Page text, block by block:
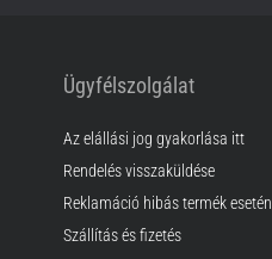
Ügyfélszolgálat
Az elállási jog gyakorlása itt
Rendelés visszaküldése
Reklamáció hibás termék esetén
Szállítás és fizetés